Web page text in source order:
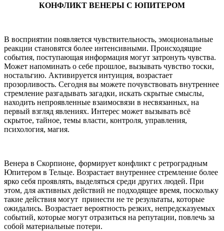
КОНФЛИКТ ВЕНЕРЫ С ЮПИТЕРОМ
В восприятии появляется чувствительность, эмоциональные
реакции становятся более интенсивными. Происходящие
события, поступающая информация могут затронуть чувства.
Может напоминать о себе прошлое, вызывать чувство тоски,
ностальгию. Активируется интуиция, возрастает
прозорливость. Сегодня вы можете почувствовать внутреннее
стремление разгадывать загадки, искать скрытые смыслы,
находить непроявленные взаимосвязи в несвязанных, на
первый взгляд явлениях. Интерес может вызывать всё
скрытое, тайное, темы власти, контроля, управления,
психология, магия.
Венера в Скорпионе, формирует конфликт с ретроградным
Юпитером в Тельце. Возрастает внутреннее стремление более
ярко себя проявлять, выделяться среди других людей. При
этом, для активных действий не подходящее время, поскольку
такие действия могут принести не те результаты, которые
ожидались. Возрастает вероятность резких, непредсказуемых
событий, которые могут отразиться на репутации, повлечь за
собой материальные потери.